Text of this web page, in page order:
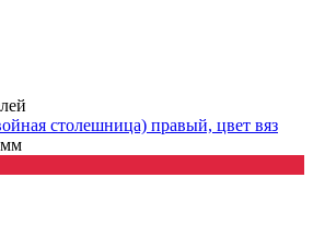
столешница) правый, цвет вяз
мм